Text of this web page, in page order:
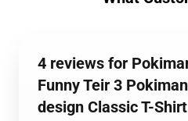
4 reviews for
Funny Teir 3
design Classic T-